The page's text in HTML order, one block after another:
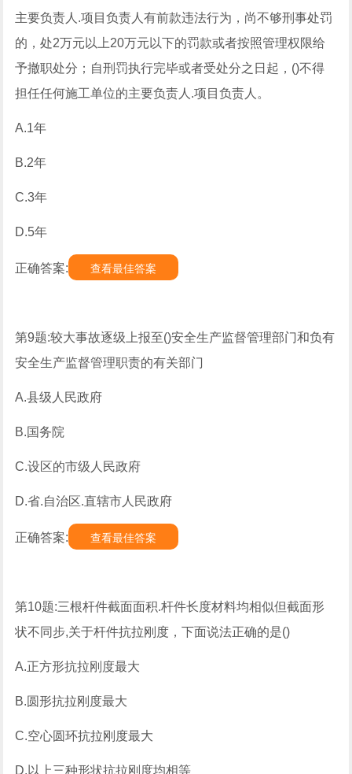
主要负责人.项目负责人有前款违法行为，尚不够刑事处罚
的，处2万元以上20万元以下的罚款或者按照管理权限给
予撤职处分；自刑罚执行完毕或者受处分之日起，()不得
担任任何施工单位的主要负责人.项目负责人。
A.1年
B.2年
C.3年
D.5年
正确答案: 查看最佳答案
第9题:较大事故逐级上报至()安全生产监督管理部门和负有
安全生产监督管理职责的有关部门
A.县级人民政府
B.国务院
C.设区的市级人民政府
D.省.自治区.直辖市人民政府
正确答案: 查看最佳答案
第10题:三根杆件截面面积.杆件长度材料均相似但截面形
状不同步,关于杆件抗拉刚度，下面说法正确的是()
A.正方形抗拉刚度最大
B.圆形抗拉刚度最大
C.空心圆环抗拉刚度最大
D.以上三种形状抗拉刚度均相等